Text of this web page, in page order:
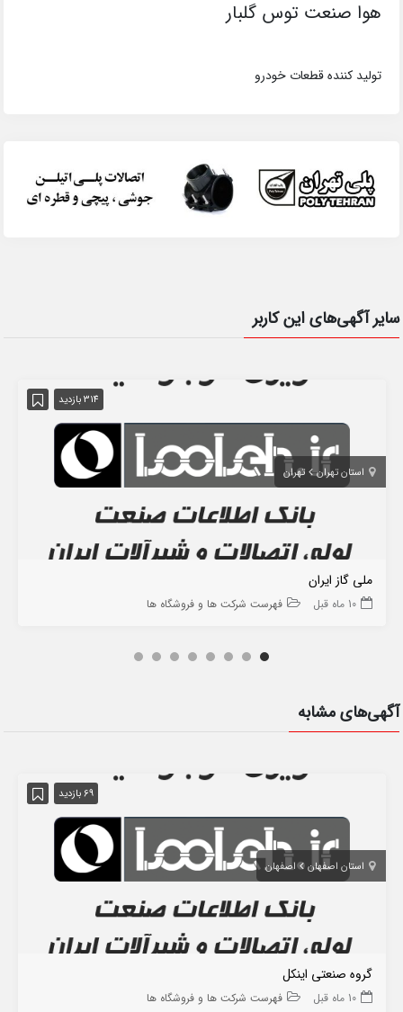
هوا صنعت توس گلبار
تولید کننده قطعات خودرو
سایر آگهی‌های این کاربر
314 بازدید
استان تهران تهران
ملی گاز ایران
10 ماه قبل فهرست شرکت ها و فروشگاه ها
آگهی‌های مشابه
69 بازدید
استان اصفهان اصفهان
گروه صنعتی اینکل
10 ماه قبل فهرست شرکت ها و فروشگاه ها